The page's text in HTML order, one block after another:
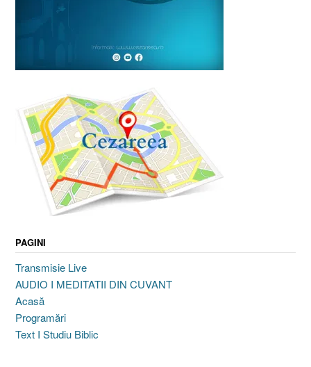
PAGINI
Transmisie Live
AUDIO I MEDITATII DIN CUVANT
Acasă
Programări
Text I Studiu Biblic